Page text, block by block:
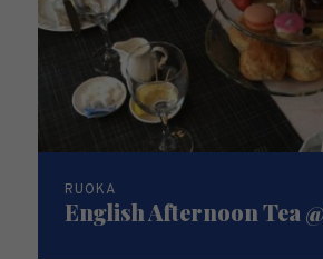
RUOKA
English Afternoon Tea